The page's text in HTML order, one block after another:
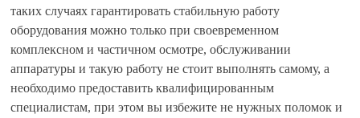
таких случаях гарантировать стабильную работу
оборудования можно только при своевременном
комплексном и частичном осмотре, обслуживании
аппаратуры и такую работу не стоит выполнять самому, а
необходимо предоставить квалифицированным
специалистам, при этом вы избежите не нужных поломок и